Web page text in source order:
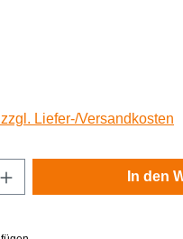
Liefer-/Versandkosten
Gib den In den